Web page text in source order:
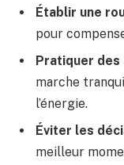
Établir une
pour
Pratiquer
marche
l’énergie.
Éviter les
meilleur